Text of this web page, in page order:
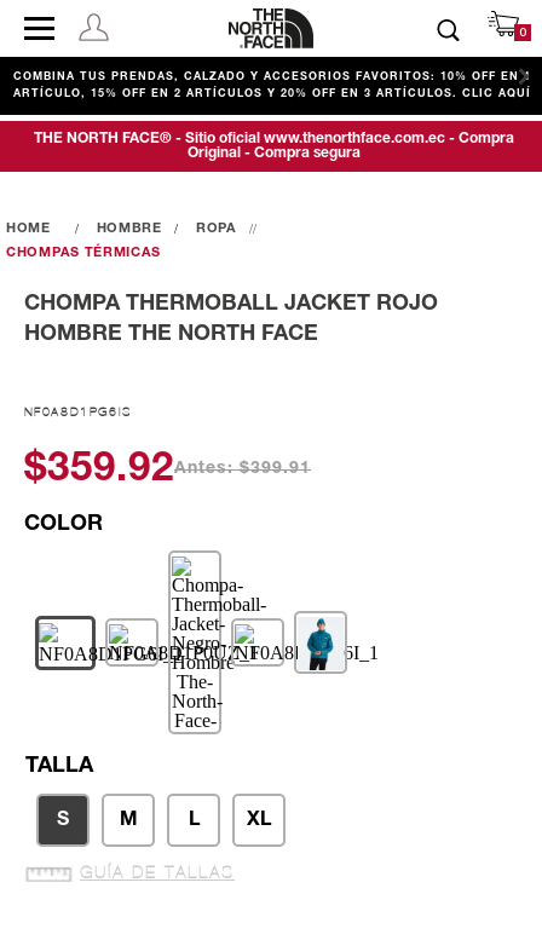
0
COMBINA TUS PRENDAS, CALZADO Y ACCESORIOS FAVORITOS: 10% OFF EN 1
ARTÍCULO, 15% OFF EN 2 ARTÍCULOS Y 20% OFF EN 3 ARTÍCULOS. CLIC AQUÍ
THE NORTH FACE® - Sitio oficial www.thenorthface.com.ec - Compra
Original - Compra segura
HOMBRE
ROPA
CHOMPAS TÉRMICAS
CHOMPA THERMOBALL JACKET ROJO
HOMBRE THE NORTH FACE
NF0A8D1PG6IS
$359.92Antes: $399.91
TALLA
S M L XL
GUÍA DE TALLAS